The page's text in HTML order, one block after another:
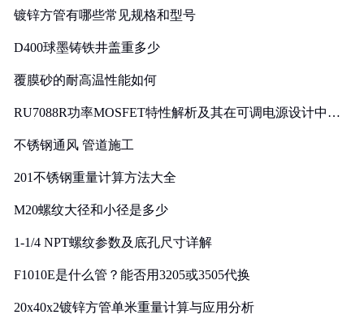
镀锌方管有哪些常见规格和型号
D400球墨铸铁井盖重多少
覆膜砂的耐高温性能如何
RU7088R功率MOSFET特性解析及其在可调电源设计中的
不锈钢通风 管道施工
201不锈钢重量计算方法大全
M20螺纹大径和小径是多少
1-1/4 NPT螺纹参数及底孔尺寸详解
F1010E是什么管？能否用3205或3505代换
20x40x2镀锌方管单米重量计算与应用分析